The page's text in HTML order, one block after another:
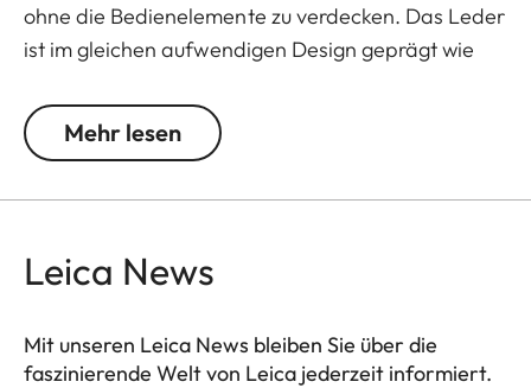
ohne die Bedienelemente zu verdecken. Das Leder
ist im gleichen aufwendigen Design geprägt wie
zusätzlichen Halt beim Fotografieren.
auf die SD-Karte, sowie auf den Akku der Kamera.
Kamera entfernen zu müssen.
Mehr lesen
Leica News
Mit unseren Leica News bleiben Sie über die
faszinierende Welt von Leica jederzeit informiert.